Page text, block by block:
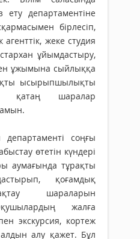
ету департаментіне
бірлесіп,
жеке студия
ұйымдастыру,
ұжымына сыйлыққа
ысырыпшылықты
қатаң шаралар
соңғы
өтетін күндері
аумағында тұрақты
қоғамдық
шараларын
жалға
экскурсия, кортеж
алу қажет. Бұл